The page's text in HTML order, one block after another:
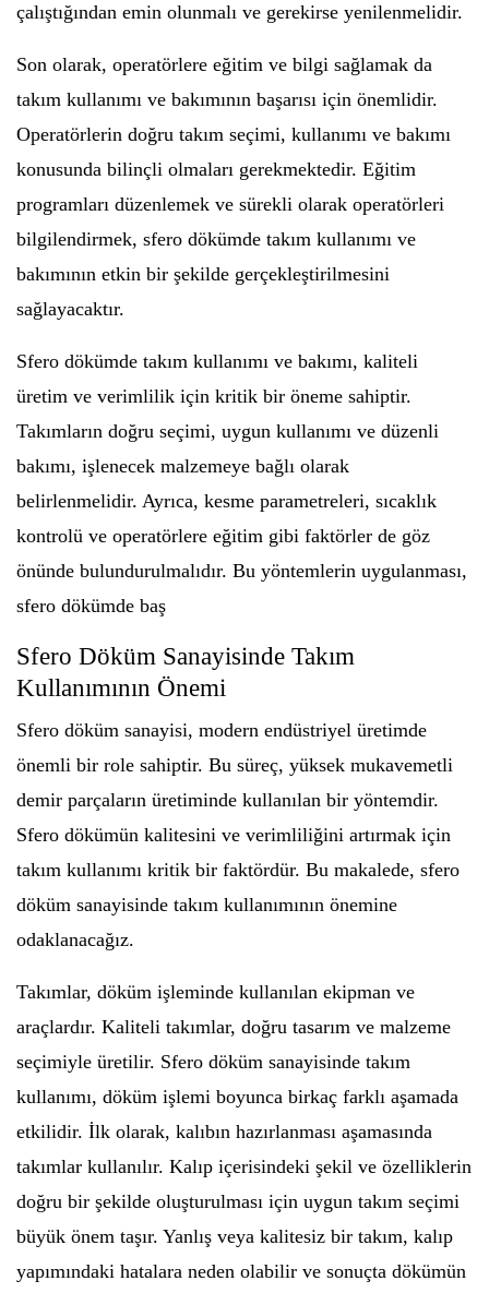
çalıştığından emin olunmalı ve gerekirse yenilenmelidir.
Son olarak, operatörlere eğitim ve bilgi sağlamak da
takım kullanımı ve bakımının başarısı için önemlidir.
Operatörlerin doğru takım seçimi, kullanımı ve bakımı
konusunda bilinçli olmaları gerekmektedir. Eğitim
programları düzenlemek ve sürekli olarak operatörleri
bilgilendirmek, sfero dökümde takım kullanımı ve
bakımının etkin bir şekilde gerçekleştirilmesini
sağlayacaktır.
Sfero dökümde takım kullanımı ve bakımı, kaliteli
üretim ve verimlilik için kritik bir öneme sahiptir.
Takımların doğru seçimi, uygun kullanımı ve düzenli
bakımı, işlenecek malzemeye bağlı olarak
belirlenmelidir. Ayrıca, kesme parametreleri, sıcaklık
kontrolü ve operatörlere eğitim gibi faktörler de göz
önünde bulundurulmalıdır. Bu yöntemlerin uygulanması,
sfero dökümde baş
Sfero Döküm Sanayisinde Takım
Kullanımının Önemi
Sfero döküm sanayisi, modern endüstriyel üretimde
önemli bir role sahiptir. Bu süreç, yüksek mukavemetli
demir parçaların üretiminde kullanılan bir yöntemdir.
Sfero dökümün kalitesini ve verimliliğini artırmak için
takım kullanımı kritik bir faktördür. Bu makalede, sfero
döküm sanayisinde takım kullanımının önemine
odaklanacağız.
Takımlar, döküm işleminde kullanılan ekipman ve
araçlardır. Kaliteli takımlar, doğru tasarım ve malzeme
seçimiyle üretilir. Sfero döküm sanayisinde takım
kullanımı, döküm işlemi boyunca birkaç farklı aşamada
etkilidir. İlk olarak, kalıbın hazırlanması aşamasında
takımlar kullanılır. Kalıp içerisindeki şekil ve özelliklerin
doğru bir şekilde oluşturulması için uygun takım seçimi
büyük önem taşır. Yanlış veya kalitesiz bir takım, kalıp
yapımındaki hatalara neden olabilir ve sonuçta dökümün